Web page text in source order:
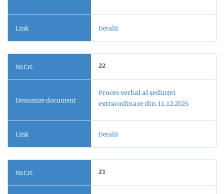
Link Detalii
Nr.Crt. 22
Denumire document
Proces verbal al ședinței
extraordinare din 11.12.2025
Link Detalii
Nr.Crt. 21